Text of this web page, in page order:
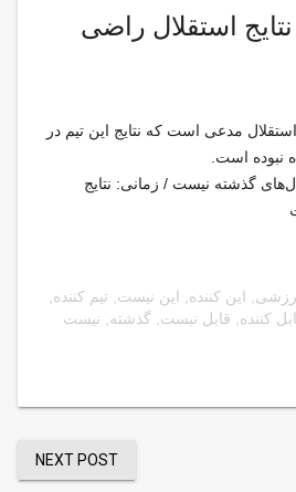
استقلال راضی‌
مدعی است که نتایج این تیم در
گذشته نیست / زمانی: نتایج
این کننده این نیست تیم کننده
کننده قابل نیست گذشته
نیست
NEXT POST